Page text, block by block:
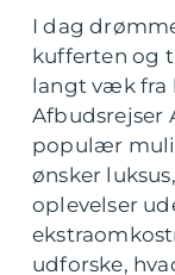
I dag
kufferten og
langt væk fra
Afbudsrejser
populær
ønsker
oplevelser
udforske,